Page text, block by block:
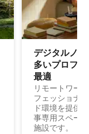
デジタルノ
多⁠いプ⁠ロ⁠フ⁠
最⁠適
リモートワー
フェッショナ
ド環境を提供
事専用スペー
施設です。